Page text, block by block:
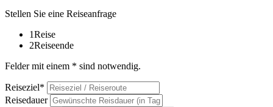
Stellen Sie eine Reiseanfrage
1Reise
2Reiseende
Felder mit einem * sind notwendig.
Reiseziel*
Reisedauer